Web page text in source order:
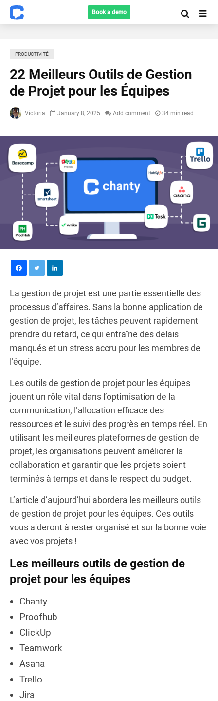
Book a demo
PRODUCTIVITÉ
22 Meilleurs Outils de Gestion
de Projet pour les Équipes
Victoria January 8, 2025 Add comment 34 min read
La gestion de projet est une partie essentielle des
processus d’affaires. Sans la bonne application de
gestion de projet, les tâches peuvent rapidement
prendre du retard, ce qui entraîne des délais
manqués et un stress accru pour les membres de
l’équipe.
Les outils de gestion de projet pour les équipes
jouent un rôle vital dans l’optimisation de la
communication, l’allocation efficace des
ressources et le suivi des progrès en temps réel. En
utilisant les meilleures plateformes de gestion de
projet, les organisations peuvent améliorer la
collaboration et garantir que les projets soient
terminés à temps et dans le respect du budget.
L’article d’aujourd’hui abordera les meilleurs outils
de gestion de projet pour les équipes. Ces outils
vous aideront à rester organisé et sur la bonne voie
avec vos projets !
Les meilleurs outils de gestion de
projet pour les équipes
Chanty
Proofhub
ClickUp
Teamwork
Asana
Trello
Jira